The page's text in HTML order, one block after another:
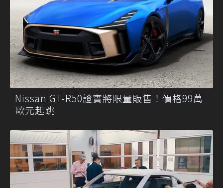
Nissan GT-R50證實將限量販售！價格99萬
歐元起跳